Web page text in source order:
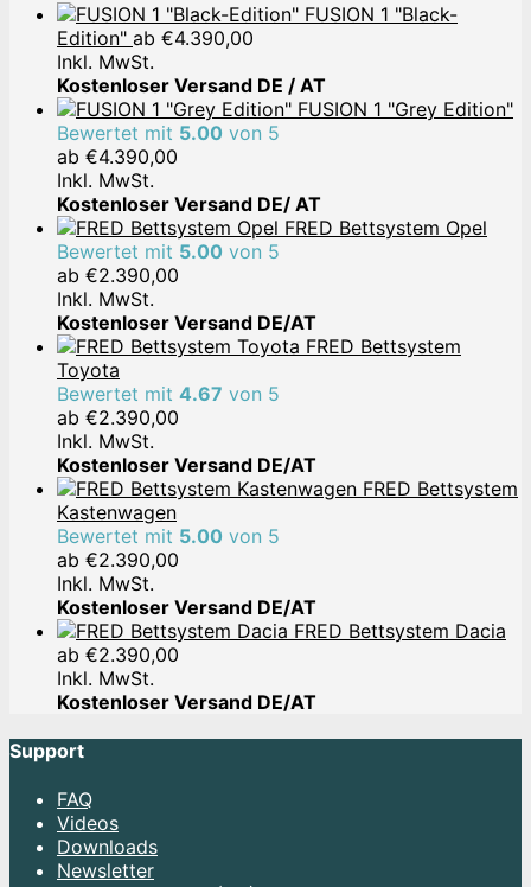
FUSION 1 "Black-
Edition" ab €4.390,00
Inkl. MwSt.
Kostenloser Versand DE / AT
FUSION 1 "Grey Edition"
Bewertet mit 5.00 von 5
ab €4.390,00
Inkl. MwSt.
Kostenloser Versand DE/ AT
FRED Bettsystem Opel
Bewertet mit 5.00 von 5
ab €2.390,00
Inkl. MwSt.
Kostenloser Versand DE/AT
FRED Bettsystem
Toyota
Bewertet mit 4.67 von 5
ab €2.390,00
Inkl. MwSt.
Kostenloser Versand DE/AT
FRED Bettsystem
Kastenwagen
Bewertet mit 5.00 von 5
ab €2.390,00
Inkl. MwSt.
Kostenloser Versand DE/AT
FRED Bettsystem Dacia
ab €2.390,00
Inkl. MwSt.
Kostenloser Versand DE/AT
Support
FAQ
Videos
Downloads
Newsletter